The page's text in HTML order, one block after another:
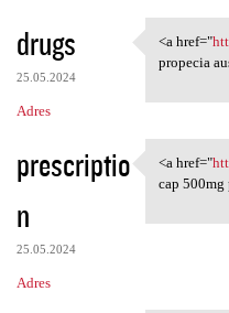
drugs
25.05.2024
Adres
<a
<a href="
propecia
prescriptio
n
25.05.2024
Adres
<a
<a href="
cap 500mg